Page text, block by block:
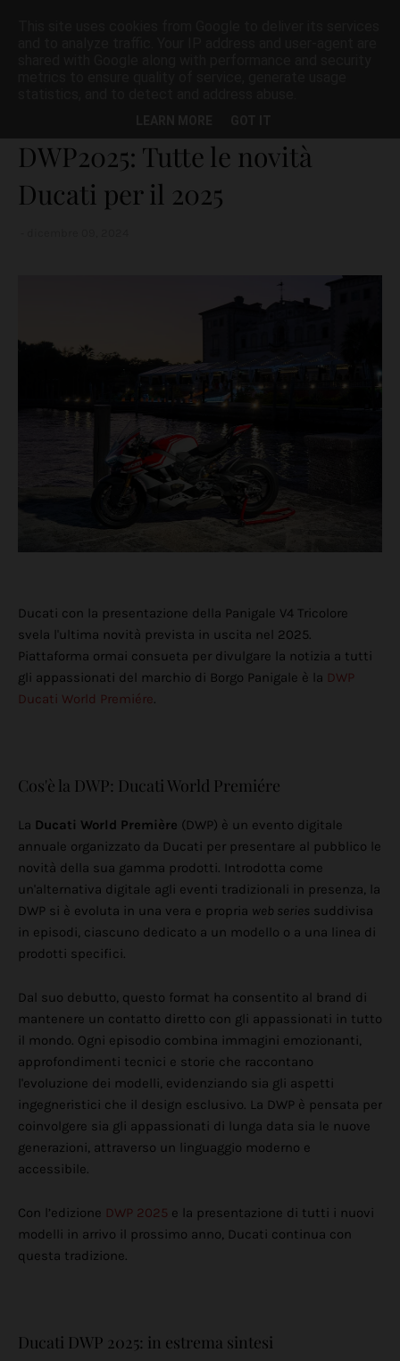
DWP2025: Tutte le novità
Ducati per il 2025
Ducati con la presentazione della Panigale V4 Tricolore
svela l'ultima novità prevista in uscita nel 2025.
Piattaforma ormai consueta per divulgare la notizia a tutti
gli appassionati del marchio di Borgo Panigale è la DWP
Ducati World Premiére.
Cos'è la DWP: Ducati World Premiére
La Ducati World Première (DWP) è un evento digitale
annuale organizzato da Ducati per presentare al pubblico le
novità della sua gamma prodotti. Introdotta come
un'alternativa digitale agli eventi tradizionali in presenza, la
DWP si è evoluta in una vera e propria web series suddivisa
in episodi, ciascuno dedicato a un modello o a una linea di
prodotti specifici.
Dal suo debutto, questo format ha consentito al brand di
mantenere un contatto diretto con gli appassionati in tutto
il mondo. Ogni episodio combina immagini emozionanti,
approfondimenti tecnici e storie che raccontano
l'evoluzione dei modelli, evidenziando sia gli aspetti
ingegneristici che il design esclusivo. La DWP è pensata per
coinvolgere sia gli appassionati di lunga data sia le nuove
generazioni, attraverso un linguaggio moderno e
accessibile.
Con l’edizione DWP 2025 e la presentazione di tutti i nuovi
modelli in arrivo il prossimo anno, Ducati continua con
questa tradizione.
Ducati DWP 2025: in estrema sintesi